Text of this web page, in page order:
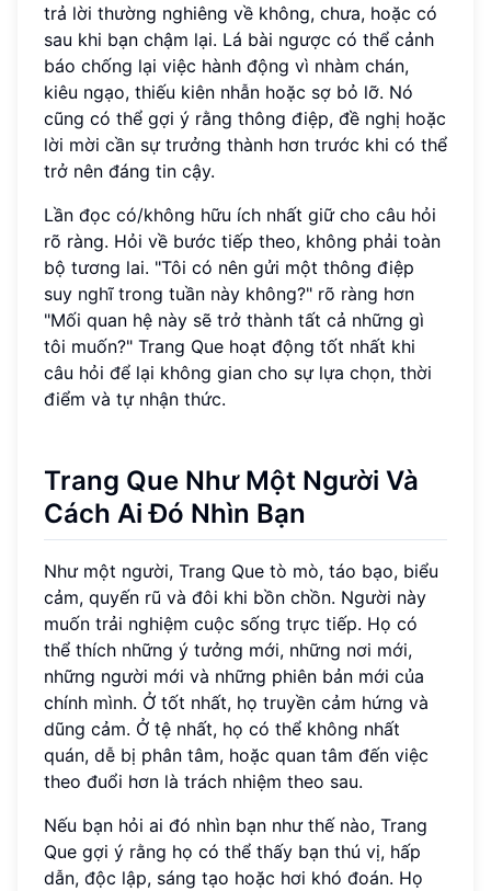
trả lời thường nghiêng về không, chưa, hoặc có
sau khi bạn chậm lại. Lá bài ngược có thể cảnh
báo chống lại việc hành động vì nhàm chán,
kiêu ngạo, thiếu kiên nhẫn hoặc sợ bỏ lỡ. Nó
cũng có thể gợi ý rằng thông điệp, đề nghị hoặc
lời mời cần sự trưởng thành hơn trước khi có thể
trở nên đáng tin cậy.
Lần đọc có/không hữu ích nhất giữ cho câu hỏi
rõ ràng. Hỏi về bước tiếp theo, không phải toàn
bộ tương lai. "Tôi có nên gửi một thông điệp
suy nghĩ trong tuần này không?" rõ ràng hơn
"Mối quan hệ này sẽ trở thành tất cả những gì
tôi muốn?" Trang Que hoạt động tốt nhất khi
câu hỏi để lại không gian cho sự lựa chọn, thời
điểm và tự nhận thức.
Trang Que Như Một Người Và
Cách Ai Đó Nhìn Bạn
Như một người, Trang Que tò mò, táo bạo, biểu
cảm, quyến rũ và đôi khi bồn chồn. Người này
muốn trải nghiệm cuộc sống trực tiếp. Họ có
thể thích những ý tưởng mới, những nơi mới,
những người mới và những phiên bản mới của
chính mình. Ở tốt nhất, họ truyền cảm hứng và
dũng cảm. Ở tệ nhất, họ có thể không nhất
quán, dễ bị phân tâm, hoặc quan tâm đến việc
theo đuổi hơn là trách nhiệm theo sau.
Nếu bạn hỏi ai đó nhìn bạn như thế nào, Trang
Que gợi ý rằng họ có thể thấy bạn thú vị, hấp
dẫn, độc lập, sáng tạo hoặc hơi khó đoán. Họ